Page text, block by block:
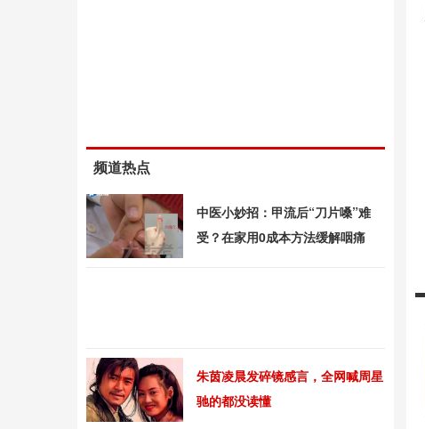
频道热点
中医小妙招：甲流后“刀片嗓”难
受？在家用0成本方法缓解咽痛
朱茵凌晨发碎镜感言，全网喊周星
驰的都没读懂